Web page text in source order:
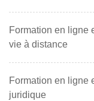
Formation en ligne
vie à distance
Formation en ligne
juridique